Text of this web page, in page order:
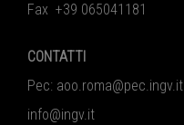
Fax +39 065041181
CONTATTI
Pec: aoo.roma@pec.ingv.it
info@ingv.it